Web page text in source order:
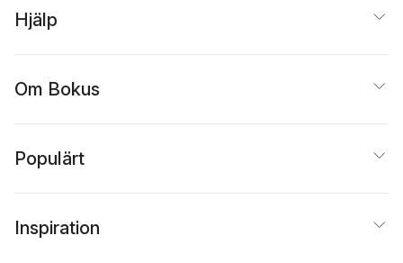
Hjälp
Om Bokus
Populärt
Inspiration